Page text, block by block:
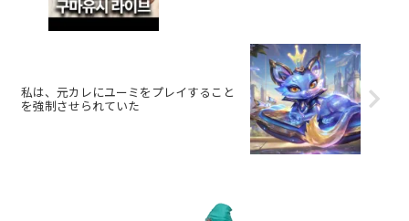
私は、元カレにユーミをプレイすること
を強制させられていた